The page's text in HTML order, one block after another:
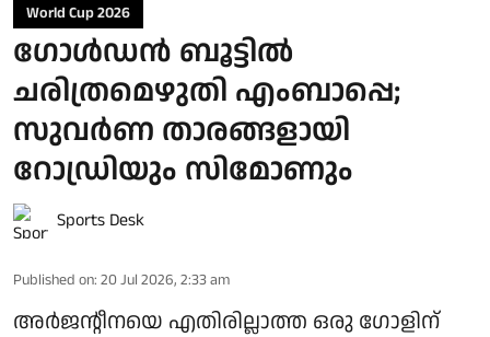
World Cup 2026
ഗോള്‍ഡന്‍ ബൂട്ടില്‍
ചരിത്രമെഴുതി എംബാപ്പെ;
സുവര്‍ണ താരങ്ങളായി
റോഡ്രിയും സിമോണും
Sports Desk
Published on: 20 Jul 2026, 2:33 am
അര്‍ജന്റീനയെ എതിരില്ലാത്ത ഒരു ഗോളിന്